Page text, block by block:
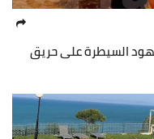
السيطرة على حريق